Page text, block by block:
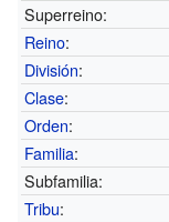
Superreino:
Reino:
División:
Clase:
Orden:
Familia:
Subfamilia:
Tribu: